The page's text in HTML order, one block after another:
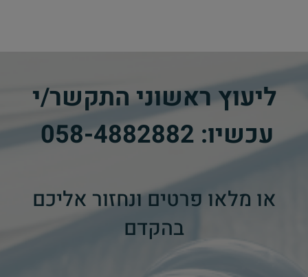
ליעוץ ראשוני התקשר/י
עכשיו: 058-4882882
​
או מלאו פרטים ונחזור אליכם
בהקדם